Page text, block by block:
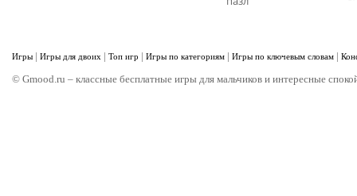
Игры | Игры для двоих | Топ игр | Игры по категориям | Игры по ключевым словам |
© Gmood.ru – классные бесплатные игры для мальчиков и интересные